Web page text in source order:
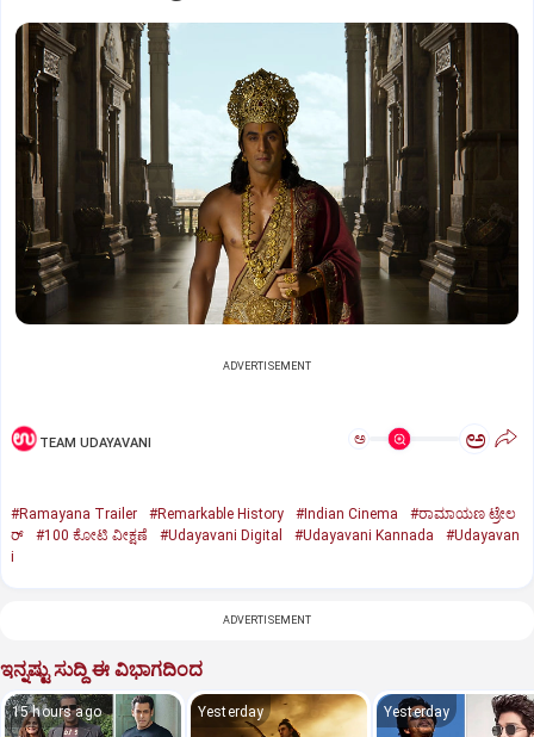
ADVERTISEMENT
TEAM UDAYAVANI ಅ ಅ
#Ramayana Trailer #Remarkable History #Indian Cinema
#ರಾಮಾಯಣ ಟ್ರೇಲ
ರ್‌
#100 ಕೋಟಿ ವೀಕ್ಷಣೆ #Udayavani Digital #Udayavani Kannada
#Udayavan
i
ADVERTISEMENT
ಇನ್ನಷ್ಟು ಸುದ್ದಿ ಈ ವಿಭಾಗದಿಂದ
15 hours ago Yesterday Yesterday